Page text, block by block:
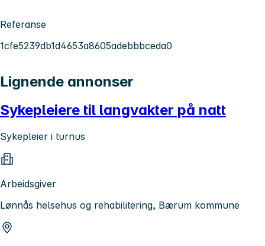
Referanse
1cfe5239db1d4653a8605adebbbceda0
Lignende annonser
Sykepleiere til langvakter på natt
Sykepleier i turnus
Arbeidsgiver
Lønnås helsehus og rehabilitering, Bærum kommune